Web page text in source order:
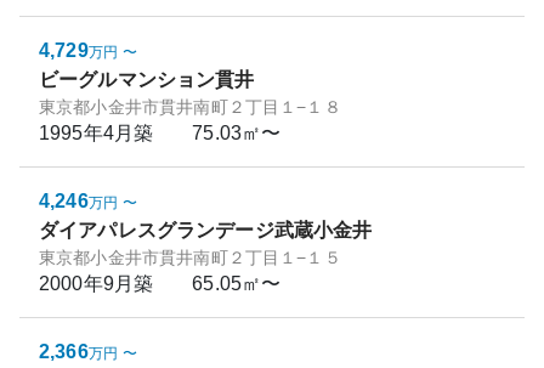
4,729万円 〜
ビーグルマンション貫井
東京都小金井市貫井南町２丁目１−１８
1995年4月築 75.03㎡〜
4,246万円 〜
ダイアパレスグランデージ武蔵小金井
東京都小金井市貫井南町２丁目１−１５
2000年9月築 65.05㎡〜
2,366万円 〜